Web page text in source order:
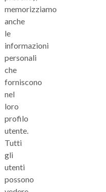
memorizziamo
anche
le
informazioni
personali
che
forniscono
nel
loro
profilo
utente.
Tutti
gli
utenti
possono